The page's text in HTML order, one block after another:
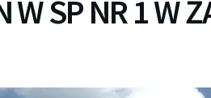
W SP NR 1 W